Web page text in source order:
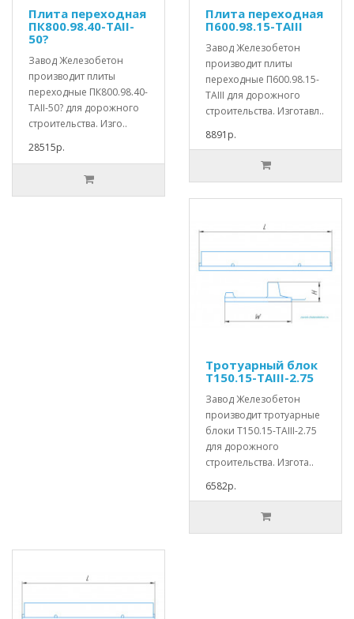
Плита переходная
ПК800.98.40-ТАII-
50?
Завод Железобетон
производит плиты
переходные ПК800.98.40-
ТАII-50? для дорожного
строительства. Изго..
28515р.
Плита переходная
П600.98.15-ТАIII
Завод Железобетон
производит плиты
переходные П600.98.15-
ТАIII для дорожного
строительства. Изготавл..
8891р.
Тротуарный блок
Т150.15-TAIII-2.75
Завод Железобетон
производит тротуарные
блоки Т150.15-TAIII-2.75
для дорожного
строительства. Изгота..
6582р.